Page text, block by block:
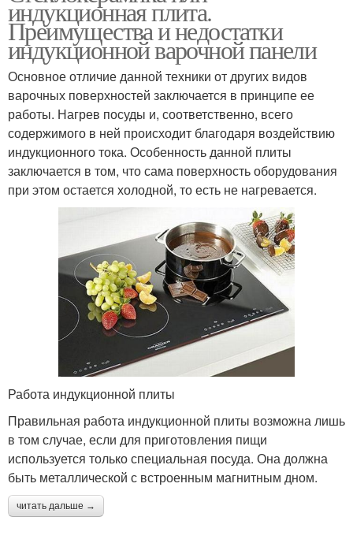
индукционная плита.
Преимущества и недостатки
индукционной варочной панели
Основное отличие данной техники от других видов
варочных поверхностей заключается в принципе ее
работы. Нагрев посуды и, соответственно, всего
содержимого в ней происходит благодаря воздействию
индукционного тока. Особенность данной плиты
заключается в том, что сама поверхность оборудования
при этом остается холодной, то есть не нагревается.
Работа индукционной плиты
Правильная работа индукционной плиты возможна лишь
в том случае, если для приготовления пищи
используется только специальная посуда. Она должна
быть металлической с встроенным магнитным дном.
читать дальше →